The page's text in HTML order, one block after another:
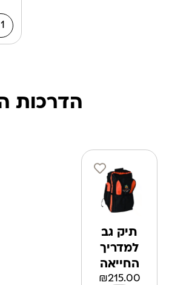
הדרכות
תיק גב
למדריך
החייאה
₪215.00